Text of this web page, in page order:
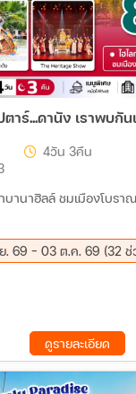
4วัน 3คืน
บานาฮิลล์ ชมเมืองโบรา
. 69 - 03 ต.ค. 69 (32 ช่
11 ส.ค
15 ส.
18 ส.ค
22 ส.ค.
25 ส.ค.
. 69
29 ส.ค.
69
01 ก.
ดูรายละเอียด